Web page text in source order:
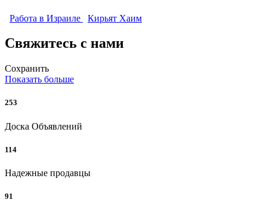
Работа в Израиле Кирьят Хаим
Свяжитесь с нами
Сохранить
Показать больше
253
Доска Объявлений
114
Надежные продавцы
91